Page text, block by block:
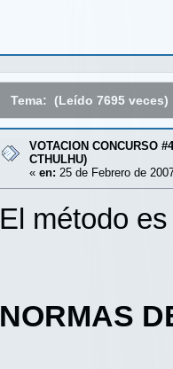
Tema: (Leído 7695 veces)
VOTACION CONCURSO
CTHULHU)
« en: 25 de Febrero de
El método
NORMAS